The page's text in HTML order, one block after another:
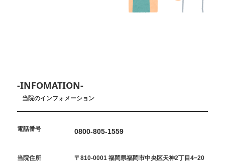
-INFOMATION-
当院のインフォメーション
電話番号 0800-805-1559
当院住所
〒810-0001 福岡県福岡市中央区天神2丁目4−20